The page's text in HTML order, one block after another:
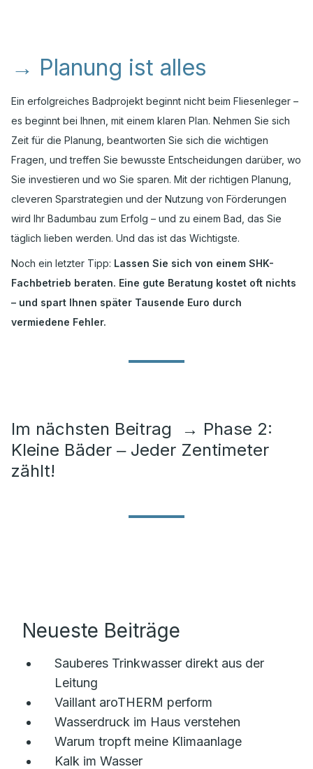
→ Planung ist alles
Ein erfolgreiches Badprojekt beginnt nicht beim Fliesenleger –
es beginnt bei Ihnen, mit einem klaren Plan. Nehmen Sie sich
Zeit für die Planung, beantworten Sie sich die wichtigen
Fragen, und treffen Sie bewusste Entscheidungen darüber, wo
Sie investieren und wo Sie sparen. Mit der richtigen Planung,
cleveren Sparstrategien und der Nutzung von Förderungen
wird Ihr Badumbau zum Erfolg – und zu einem Bad, das Sie
täglich lieben werden. Und das ist das Wichtigste.
Noch ein letzter Tipp: Lassen Sie sich von einem SHK-
Fachbetrieb beraten. Eine gute Beratung kostet oft nichts
– und spart Ihnen später Tausende Euro durch
vermiedene Fehler.
Im nächsten Beitrag → Phase 2:
Kleine Bäder ‒ Jeder Zentimeter
zählt!
Neueste Beiträge
Sauberes Trinkwasser direkt aus der
Leitung
Vaillant aroTHERM perform
Wasserdruck im Haus verstehen
Warum tropft meine Klimaanlage
Kalk im Wasser